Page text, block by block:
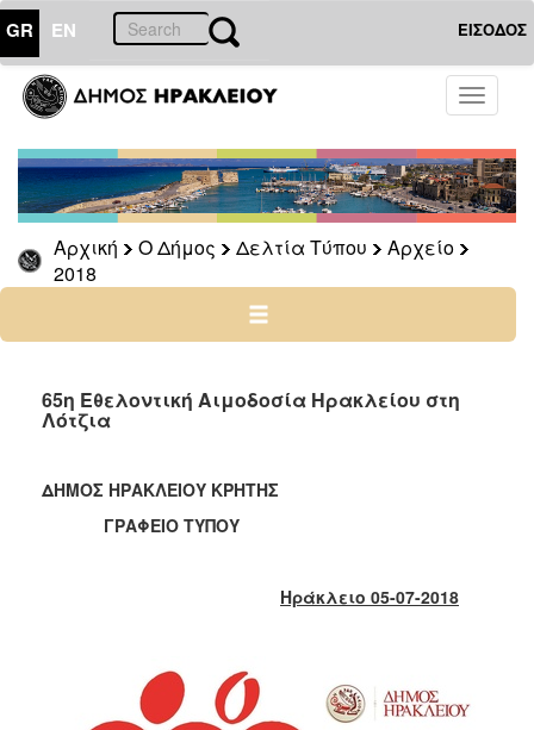
GR EN ΕΙΣΟΔΟΣ
Toggle
Αρχική Ο Δήμος Δελτία Τύπου
Αρχείο
2018
ΔΗΜΟΣ
Δελτία
Τύπου
Αρχείο
2026
2025
2022
2021
2019
2018
2012
65η Εθελοντική Αιμοδοσία Ηρακλείου στη
Λότζια
ΔΗΜΟΣ ΗΡΑΚΛΕΙΟΥ ΚΡΗΤΗΣ
ΓΡΑΦΕΙΟ ΤΥΠΟΥ
Ηράκλειο 05-07-2018